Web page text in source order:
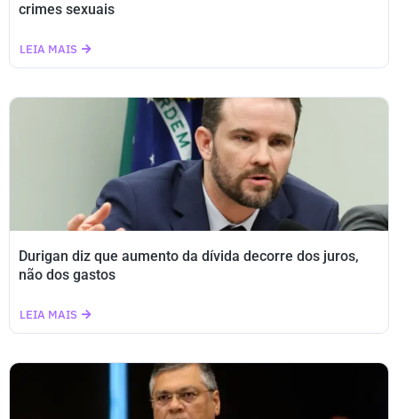
crimes sexuais
LEIA MAIS
Durigan diz que aumento da dívida decorre dos juros,
não dos gastos
LEIA MAIS